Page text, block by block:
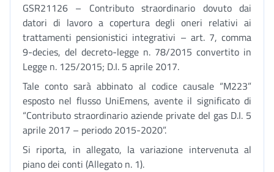
GSR21126 – Contributo straordinario dovuto dai
datori di lavoro a copertura degli oneri relativi ai
trattamenti pensionistici integrativi – art. 7, comma
9-decies, del decreto-legge n. 78/2015 convertito in
Legge n. 125/2015; D.I. 5 aprile 2017.
Tale conto sarà abbinato al codice causale “M223”
esposto nel flusso UniEmens, avente il significato di
“Contributo straordinario aziende private del gas D.I. 5
aprile 2017 – periodo 2015-2020”.
Si riporta, in allegato, la variazione intervenuta al
piano dei conti (Allegato n. 1).